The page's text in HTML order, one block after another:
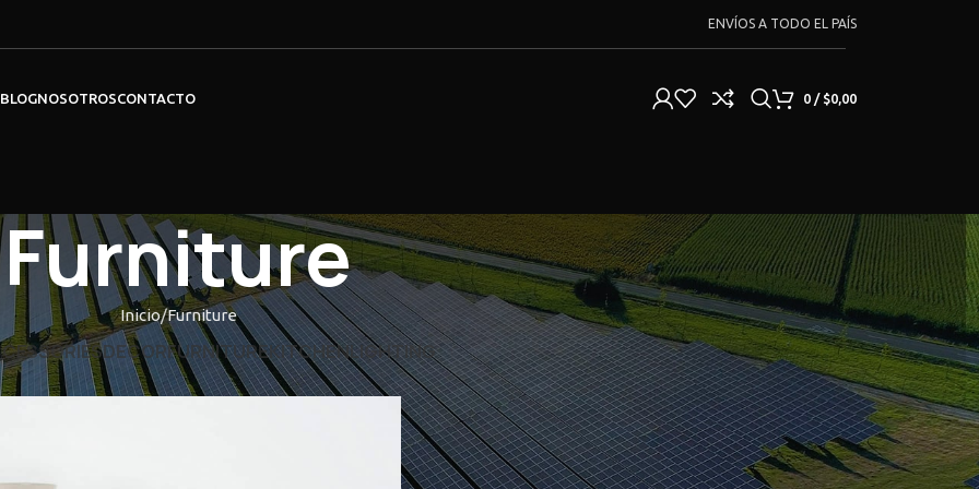
ENVÍOS A TODO EL PAÍS
BLOGNOSOTROSCONTACTO 0 / $0,00
Furniture
Inicio Furniture
DECORFURNITUREKITCHENLIGHTING